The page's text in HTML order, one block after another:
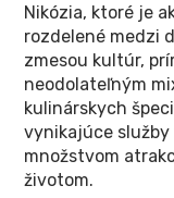
Nikózia, ktoré je
rozdelené medzi
zmesou kultúr,
neodolateľným
kulinárskych
vynikajúce
množstvom
životom.